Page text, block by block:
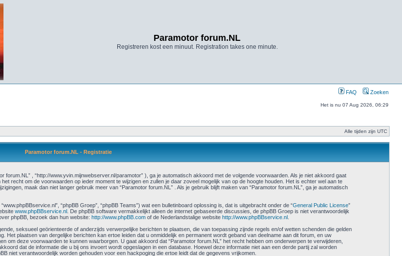
Paramotor forum.NL
Registreren kost een minuut. Registration takes one minute.
FAQ Zoeken
Het is nu 07 Aug 2026, 06:29
Alle tijden zijn UTC
Paramotor forum.NL - Registratie
forum.NL” , “http://www.yvin.mijnwebserver.nl/paramotor” ), ga je automatisch akkoord met de volgende voorwaarden. Als je niet akkoord gaat
recht om de voorwaarden op ieder moment te wijzigen en zullen je daar zoveel mogelijk van op de hoogte houden. Het is echter wel aan te
maak dan niet langer gebruik meer van “Paramotor forum.NL” . Als je gebruik blijft maken van “Paramotor forum.NL”, ga je automatisch
“phpBB Groep”, “phpBB Teams”) wat een bulletinboard oplossing is, dat is uitgebracht onder de “General Public License”
www.phpBBservice.nl. De phpBB software vermakkelijkt alleen de internet gebaseerde discussies, de phpBB Groep is niet verantwoordelijk
phpBB, bezoek dan hun website: http://www.phpBB.comof de Nederlandstalige website http://www.phpBBservice.nl.
seksueel geörienteerde of anderzijds verwerpelijke berichten te plaatsen, die van toepassing zijnde regels en/of wetten schenden die gelden
Het plaatsen van dergelijke berichten kan ertoe leiden dat u onmiddelijk en permanent wordt geband van deelname aan dit forum, en uw
deze voorwaarden te kunnen waarborgen. U gaat akkoord dat “Paramotor forum.NL” het recht hebben om onderwerpen te verwijderen,
dat de informatie die u bij ons invoert wordt opgeslagen in een database. Hoewel deze informatie niet aan een derde partij zal worden
niet verantwoordelijk worden gehouden voor een hackpoging die ertoe leidt dat de gegevens vrijkomen.